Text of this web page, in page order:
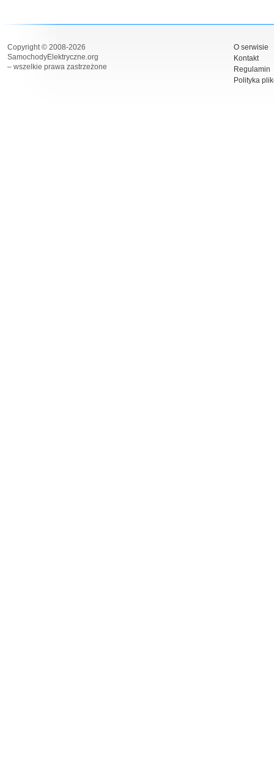
Copyright © 2008-2026
SamochodyElektryczne.org
– wszelkie prawa zastrzeżone
O serwisie
Kontakt
Regulamin
Polityka